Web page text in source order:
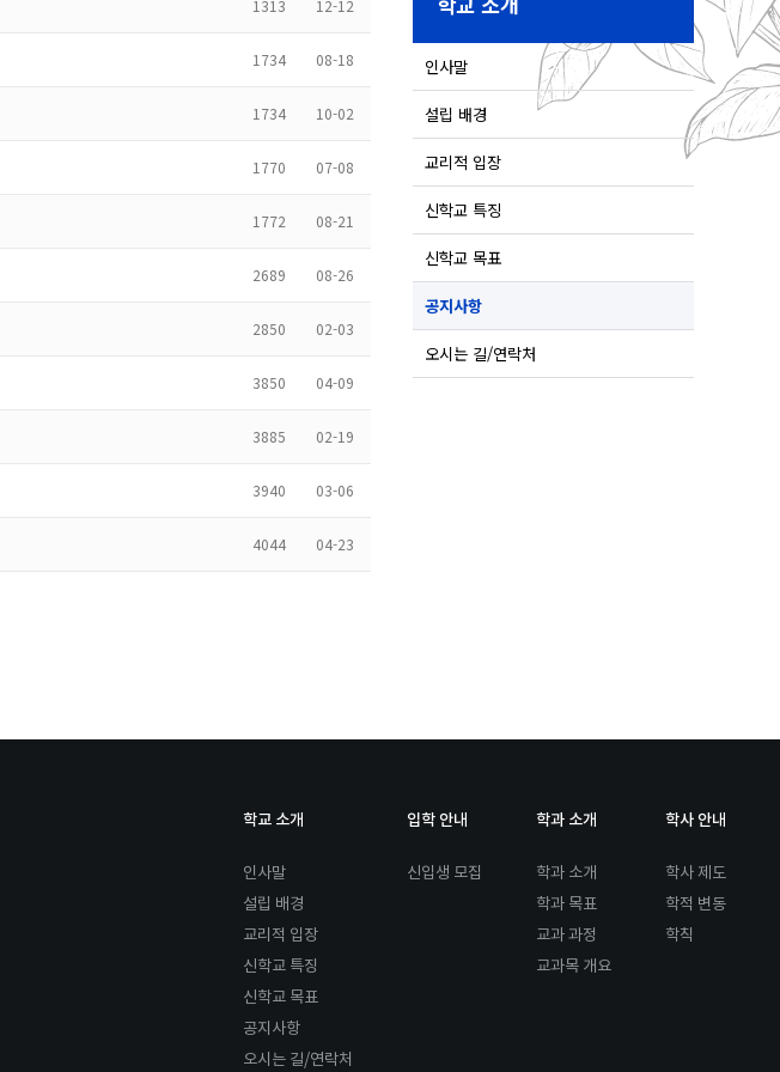
1313 12-12
1734 08-18
1734 10-02
1770 07-08
1772 08-21
2689 08-26
2850 02-03
3850 04-09
3885 02-19
3940 03-06
4044 04-23
인사말
설립 배경
교리적 입장
신학교 특징
신학교 목표
공지사항
오시는 길/연락처
학교 소개
인사말
설립 배경
교리적 입장
신학교 특징
신학교 목표
공지사항
오시는 길/연락처
입학 안내
신입생 모집
학과 소개
학과 소개
학과 목표
교과 과정
교과목 개요
학사 안내
학사 제도
학적 변동
학칙